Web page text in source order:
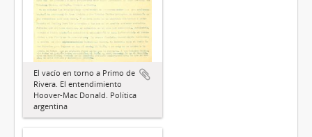
El vacío en torno a Primo de
Rivera. El entendimiento
Hoover-Mac Donald. Política
argentina